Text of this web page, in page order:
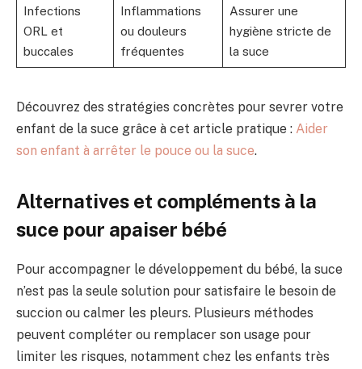
Infections
ORL et
buccales
Inflammations
ou douleurs
fréquentes
Assurer une
hygiène stricte de
la suce
Découvrez des stratégies concrètes pour sevrer votre
enfant de la suce grâce à cet article pratique : Aider
son enfant à arrêter le pouce ou la suce.
Alternatives et compléments à la
suce pour apaiser bébé
Pour accompagner le développement du bébé, la suce
n’est pas la seule solution pour satisfaire le besoin de
succion ou calmer les pleurs. Plusieurs méthodes
peuvent compléter ou remplacer son usage pour
limiter les risques, notamment chez les enfants très